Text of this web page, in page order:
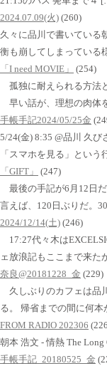
2024.07.09(火) (260)
久々に品川で書いている
衡も崩してしまってい
「I need MOVIE」
(254)
孤独に耐えられる方法
早い話が、理想の肉体
手帳手記2024/05/25金
5/24(金) 8:35 @品川 久
「スマホを見る」とい
「GIFT」
(247)
最後の手記が6月12日
言えば、120日ぶりだ。
2024/12/14(土) (246)
17:27代々木は
ェ放浪記もここまで来
奈良@20181228_金 (229)
久しぶりのカフェは品
る。 帰省までの間に何
FROM RADIO 202306
朝本 浩文 - 情熱 The Long
手帳手記_20180525_金